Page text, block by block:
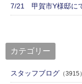
7/21 甲賀市Y様邸に
カテゴリー
スタッフブログ （3915）